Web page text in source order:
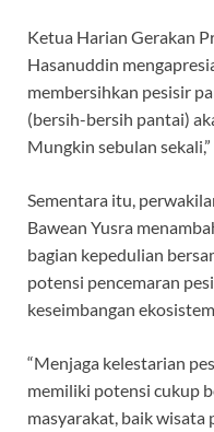
Ketua Harian Gerakan
Hasanuddin
membersihkan pesisir
(bersih-bersih pantai)
Mungkin sebulan
Sementara itu,
Bawean Yusra
bagian kepedulian
potensi pencemaran
keseimbangan
“Menjaga kelestarian
memiliki potensi cukup
masyarakat, baik